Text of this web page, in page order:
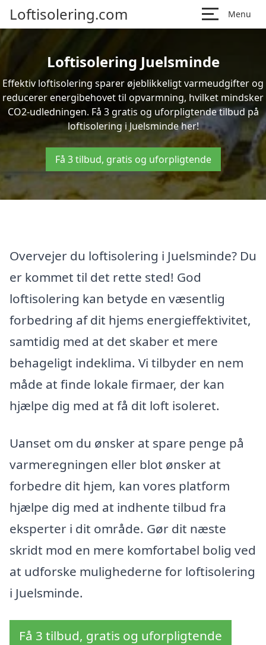
Loftisolering.com Menu
Loftisolering Juelsminde
Effektiv loftisolering sparer øjeblikkeligt varmeudgifter og
reducerer energibehovet til opvarmning, hvilket mindsker
CO2-udledningen. Få 3 gratis og uforpligtende tilbud på
loftisolering i Juelsminde her!
Få 3 tilbud, gratis og uforpligtende
Overvejer du loftisolering i Juelsminde? Du
er kommet til det rette sted! God
loftisolering kan betyde en væsentlig
forbedring af dit hjems energieffektivitet,
samtidig med at det skaber et mere
behageligt indeklima. Vi tilbyder en nem
måde at finde lokale firmaer, der kan
hjælpe dig med at få dit loft isoleret.
Uanset om du ønsker at spare penge på
varmeregningen eller blot ønsker at
forbedre dit hjem, kan vores platform
hjælpe dig med at indhente tilbud fra
eksperter i dit område. Gør dit næste
skridt mod en mere komfortabel bolig ved
at udforske mulighederne for loftisolering
i Juelsminde.
Få 3 tilbud, gratis og uforpligtende